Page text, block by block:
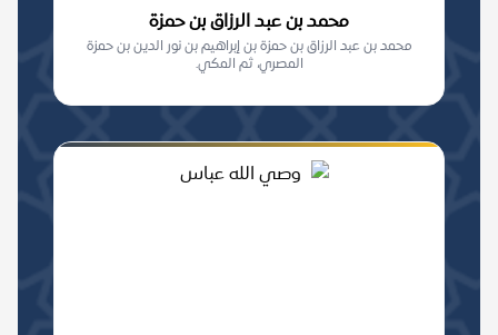
محمد بن عبد الرزاق بن حمزة
محمد بن عبد الرزاق بن حمزة بن إبراهيم بن نور الدين بن حمزة
المصري، ثم المكي.